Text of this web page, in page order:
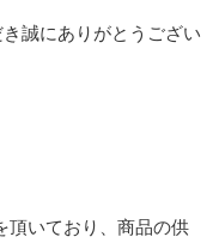
誠にありがとうござい
頂いており、商品の供